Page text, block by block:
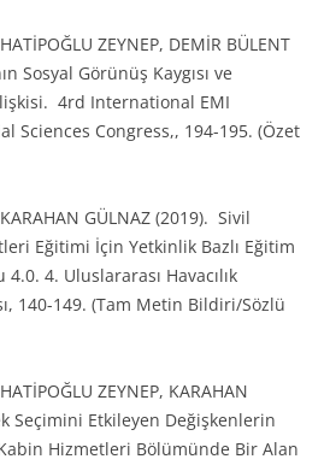
ZEYNEP, DEMİR BÜLENT
Sosyal Görünüş Kaygısı ve
4rd International EMI
Sciences Congress,, 194-195. (Özet
GÜLNAZ (2019). Sivil
Eğitimi İçin Yetkinlik Bazlı Eğitim
4. Uluslararası Havacılık
140-149. (Tam Metin Bildiri/Sözlü
ZEYNEP, KARAHAN
Seçimini Etkileyen Değişkenlerin
Hizmetleri Bölümünde Bir Alan